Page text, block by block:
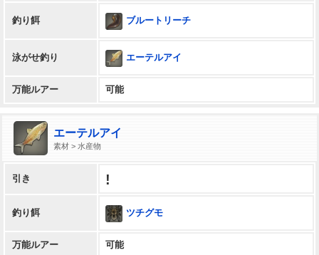
釣り餌 ブルートリーチ
泳がせ釣り エーテルアイ
万能ルアー 可能
エーテルアイ
素材 > 水産物
引き !
釣り餌 ツチグモ
万能ルアー 可能